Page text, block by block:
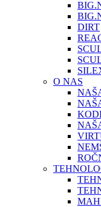
DIRT
O NAS